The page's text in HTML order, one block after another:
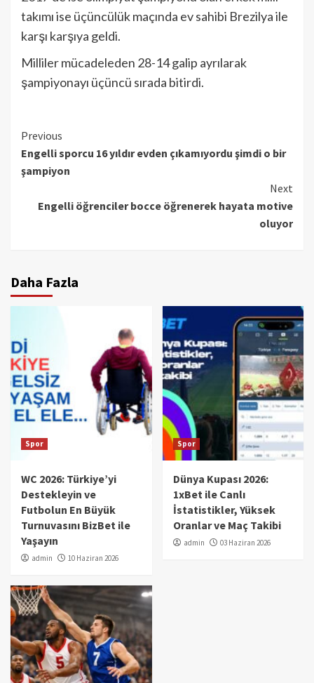
takımı ise üçüncülük maçında ev sahibi Brezilya ile
karşı karşıya geldi.
Milliler mücadeleden 28-14 galip ayrılarak
şampiyonayı üçüncü sırada bitirdi.
Continue
Reading
Previous
Engelli sporcu 16 yıldır evden çıkamıyordu şimdi o bir
şampiyon
Next
Engelli öğrenciler bocce öğrenerek hayata motive
oluyor
Daha Fazla
Spor
WC 2026: Türkiye’yi
Destekleyin ve
Futbolun En Büyük
Turnuvasını BizBet ile
Yaşayın
admin 10 Haziran 2026
Spor
Dünya Kupası 2026:
1xBet ile Canlı
İstatistikler, Yüksek
Oranlar ve Maç Takibi
admin 03 Haziran 2026